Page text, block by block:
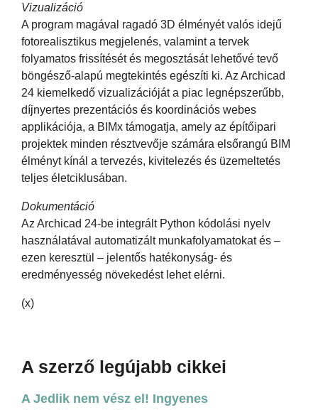
Vizualizáció
A program magával ragadó 3D élményét valós idejű
fotorealisztikus megjelenés, valamint a tervek
folyamatos frissítését és megosztását lehetővé tevő
böngésző-alapú megtekintés egészíti ki. Az Archicad
24 kiemelkedő vizualizációját a piac legnépszerűbb,
díjnyertes prezentációs és koordinációs webes
applikációja, a BIMx támogatja, amely az építőipari
projektek minden résztvevője számára elsőrangú BIM
élményt kínál a tervezés, kivitelezés és üzemeltetés
teljes életciklusában.
Dokumentáció
Az Archicad 24-be integrált Python kódolási nyelv
használatával automatizált munkafolyamatokat és –
ezen keresztül – jelentős hatékonyság- és
eredményesség növekedést lehet elérni.
(x)
A szerző legújabb cikkei
A Jedlik nem vész el! Ingyenes